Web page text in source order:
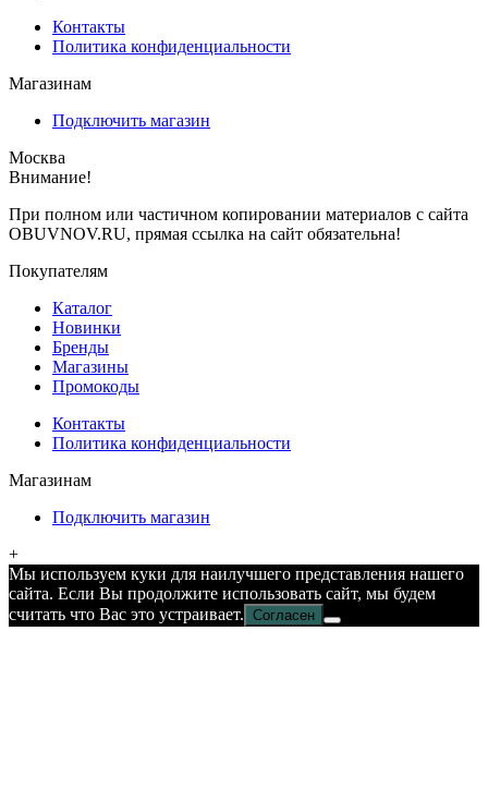
Контакты
Политика конфиденциальности
Магазинам
Подключить магазин
Москва
Внимание!
При полном или частичном копировании материалов с сайта
OBUVNOV.RU, прямая ссылка на сайт обязательна!
Покупателям
Каталог
Новинки
Бренды
Магазины
Промокоды
Контакты
Политика конфиденциальности
Магазинам
Подключить магазин
+
Мы используем куки для наилучшего представления нашего
сайта. Если Вы продолжите использовать сайт, мы будем
считать что Вас это устраивает. Согласен